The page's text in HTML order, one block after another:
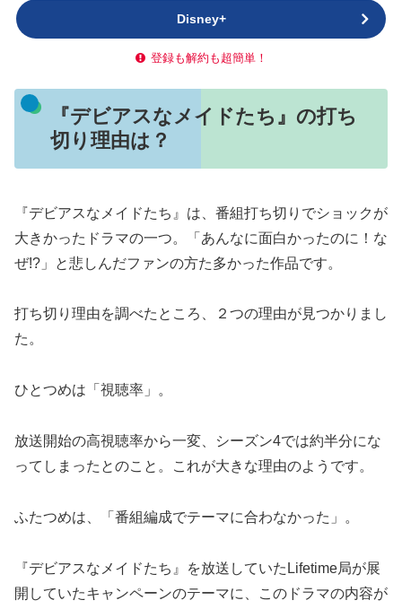
Disney+
登録も解約も超簡単！
『デビアスなメイドたち』の打ち
切り理由は？
『デビアスなメイドたち』は、番組打ち切りでショックが
大きかったドラマの一つ。「あんなに面白かったのに！な
ぜ!?」と悲しんだファンの方た多かった作品です。
打ち切り理由を調べたところ、２つの理由が見つかりまし
た。
ひとつめは「視聴率」。
放送開始の高視聴率から一変、シーズン4では約半分にな
ってしまったとのこと。これが大きな理由のようです。
ふたつめは、「番組編成でテーマに合わなかった」。
『デビアスなメイドたち』を放送していたLifetime局が展
開していたキャンペーンのテーマに、このドラマの内容が